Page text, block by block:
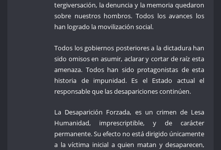
tergiversación, la denuncia y la memoria quedaron
sobre nuestros hombros. Todos los avances los
han logrado la movilización social.
Todos los gobiernos posteriores a la dictadura han
sido omisos en asumir, aclarar y cortar de raíz esta
amenaza. Todos han sido protagonistas de esta
historia de impunidad. Es el Estado actual el
responsable que las desapariciones continúen.
La Desaparición Forzada, es un crimen de Lesa
Humanidad, imprescriptible, y de carácter
permanente. Su efecto no está dirigido únicamente
a la víctima inicial a quien matan y desaparecen,